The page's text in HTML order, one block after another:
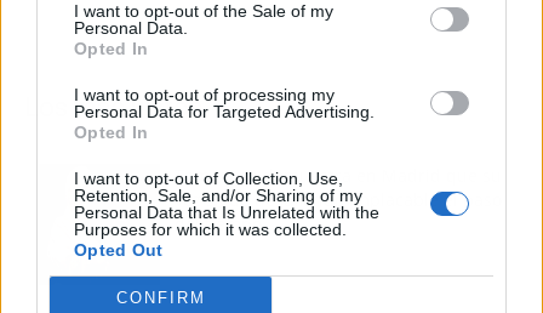
I want to opt-out of the Sale of my
Personal Data.
Opted In
I want to opt-out of processing my
Personal Data for Targeted Advertising.
Opted In
I want to opt-out of Collection, Use,
Retention, Sale, and/or Sharing of my
Personal Data that Is Unrelated with the
Purposes for which it was collected.
Opted Out
CONFIRM
Los más vistos
Tom Jones demuestra en Madrid que su
voz sigue desafiando implacable el paso
del tiempo